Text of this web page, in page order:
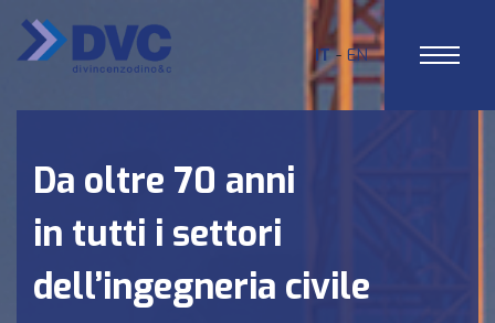
IT EN
Da oltre 70 anni
in tutti i settori
dell’ingegneria civile